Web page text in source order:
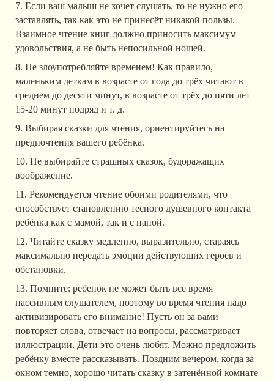
7. Если ваш малыш не хочет слушать, то не нужно его
заставлять, так как это не принесёт никакой пользы.
Взаимное чтение книг должно приносить максимум
удовольствия, а не быть непосильной ношей.
8. Не злоупотребляйте временем! Как правило,
маленьким деткам в возрасте от года до трёх читают в
среднем до десяти минут, в возрасте от трёх до пяти лет
15-20 минут подряд и т. д.
9. Выбирая сказки для чтения, ориентируйтесь на
предпочтения вашего ребёнка.
10. Не выбирайте страшных сказок, будоражащих
воображение.
11. Рекомендуется чтение обоими родителями, что
способствует становлению тесного душевного контакта
ребёнка как с мамой, так и с папой.
12. Читайте сказку медленно, выразительно, стараясь
максимально передать эмоции действующих героев и
обстановки.
13. Помните: ребенок не может быть все время
пассивным слушателем, поэтому во время чтения надо
активизировать его внимание! Пусть он за вами
повторяет слова, отвечает на вопросы, рассматривает
иллюстрации. Дети это очень любят. Можно предложить
ребёнку вместе рассказывать. Поздним вечером, когда за
окном темно, хорошо читать сказку в затенённой комнате